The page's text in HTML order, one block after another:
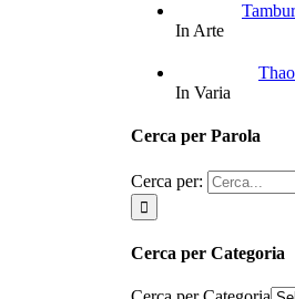
In Arte
In Varia
Cerca per Parola
Cerca per:
Cerca per Categoria